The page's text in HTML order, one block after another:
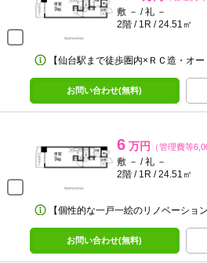
敷 － / 礼 －
2階 / 1R / 24.51㎡
【仙台駅まで徒歩圏内×ＲＣ造・オ
お問い合わせ(無料)
6 万円 （管理費等
敷 － / 礼 －
2階 / 1R / 24.51㎡
【個性的な一戸一絵のリノベーショ
お問い合わせ(無料)